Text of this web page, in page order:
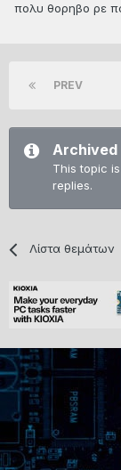
πολυ θορηβο ρε
PREV
Archived
This topic
replies.
Λίστα θεμάτων